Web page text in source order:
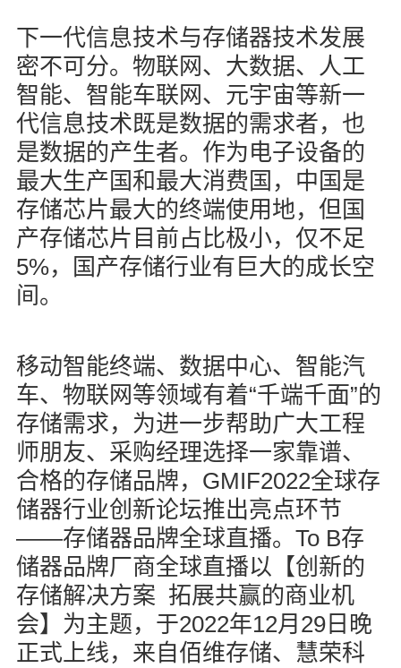
下一代信息技术与存储器技术发展
密不可分。物联网、大数据、人工
智能、智能车联网、元宇宙等新一
代信息技术既是数据的需求者，也
是数据的产生者。作为电子设备的
最大生产国和最大消费国，中国是
存储芯片最大的终端使用地，但国
产存储芯片目前占比极小，仅不足
5%，国产存储行业有巨大的成长空
间。
移动智能终端、数据中心、智能汽
车、物联网等领域有着“千端千面”的
存储需求，为进一步帮助广大工程
师朋友、采购经理选择一家靠谱、
合格的存储品牌， GMIF2022全球存
储器行业创新论坛推出亮点环节
——存储器品牌全球直播。 To B存
储器品牌厂商全球直播以【创新的
存储解决方案 拓展共赢的商业机
会】为主题，于2022年12月 29日晚
正式上线，来自佰维存储、慧荣科